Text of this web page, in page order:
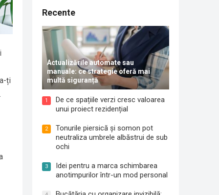
ți
Recente
Actualizările automate sau
manuale: ce strategie oferă mai
multă siguranță
1
De ce spațiile verzi cresc valoarea
unui proiect rezidențial
2
Tonurile piersică și somon pot
neutraliza umbrele albăstrui de sub
ochi
3
Idei pentru a marca schimbarea
anotimpurilor într-un mod personal